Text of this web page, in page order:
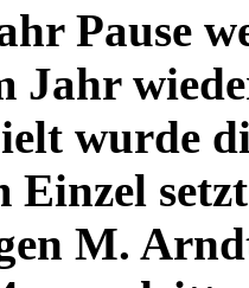
Pause
Jahr
wurde
Einzel
M.